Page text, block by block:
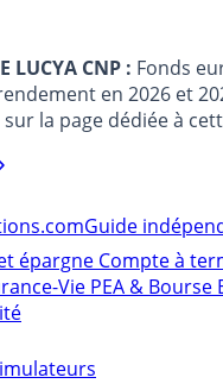
LUCYA CNP : Fonds
en 2026 et
la page dédiée à
Guide
épargne Compte à
Vie PEA & Bourse